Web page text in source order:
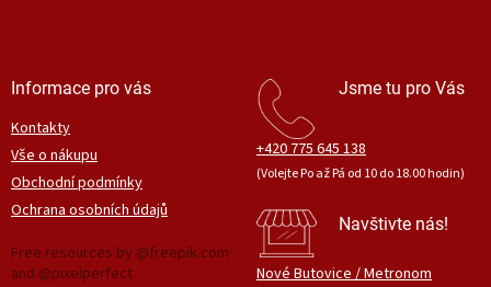
Informace pro vás
Kontakty
Vše o nákupu
Obchodní podmínky
Ochrana osobních údajů
Free resources by @freepik.com
and @pixelperfect
Jsme tu pro Vás
+420 775 645 138
(Volejte Po až Pá od 10 do 18.00 hodin)
Navštivte nás!
Nové Butovice / Metronom